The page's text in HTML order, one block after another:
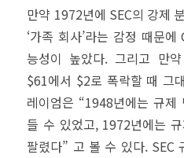
만약 1972년에 SEC의 강제
‘가족 회사’라는 감정 때문
능성이 높았다. 그리고 만
$61에서 $2로 폭락할 때 그
레이엄은 “1948년에는 규
들 수 있었고, 1972년에는
팔렸다” 고 볼 수 있다. SEC